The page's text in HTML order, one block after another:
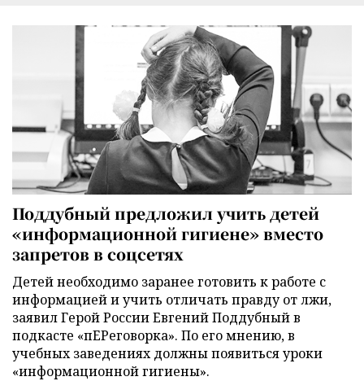
Поддубный предложил учить детей
«информационной гигиене» вместо
запретов в соцсетях
Детей необходимо заранее готовить к работе с
информацией и учить отличать правду от лжи,
заявил Герой России Евгений Поддубный в
подкасте «пЕРеговорка». По его мнению, в
учебных заведениях должны появиться уроки
«информационной гигиены».